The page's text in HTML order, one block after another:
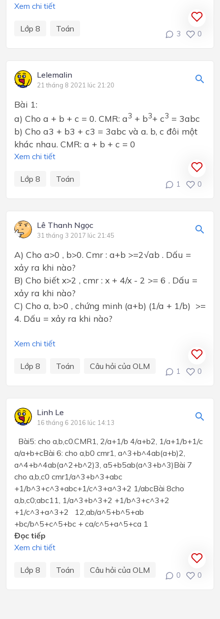
Xem chi tiết
Lớp 8 Toán
3 0
Lelemalin
21 tháng 8 2021 lúc 21:20
Bài 1:
a) Cho a + b + c = 0. CMR: a3 + b3+ c3 = 3abc
b) Cho a3 + b3 + c3 = 3abc và a. b, c đôi một
khác nhau. CMR: a + b + c = 0
Xem chi tiết
Lớp 8 Toán
1 0
Lê Thanh Ngọc
31 tháng 3 2017 lúc 21:45
A) Cho a>0 , b>0. Cmr : a+b >=2√ab . Dấu =
xảy ra khi nào?
B) Cho biết x>2 , cmr : x + 4/x - 2 >= 6 . Dấu =
xảy ra khi nào?
C) Cho a, b>0 , chứng minh (a+b) (1/a + 1/b) >=
4. Dấu = xảy ra khi nào?
Xem chi tiết
Lớp 8 Toán Câu hỏi của OLM
1 0
Linh Le
16 tháng 6 2016 lúc 14:13
Bài5: cho a,b,c0.CMR1, 2/a+1/b 4/a+b2, 1/a+1/b+1/c
a/a+b+cBài 6: cho a,b0 cmr1, a^3+b^4ab(a+b)2,
a^4+b^4ab(a^2+b^2)3, a5+b5ab(a^3+b^3)Bài 7
cho a,b,c0 cmr1/a^3+b^3+abc
+1/b^3+c^3+abc+1/c^3+a^3+2 1/abcBài 8cho
a,b,c0;abc11, 1/a^3+b^3+2 +1/b^3+c^3+2
+1/c^3+a^3+2 12,ab/a^5+b^5+ab
+bc/b^5+c^5+bc + ca/c^5+a^5+ca 1
Đọc tiếp
Xem chi tiết
Lớp 8 Toán Câu hỏi của OLM
0 0